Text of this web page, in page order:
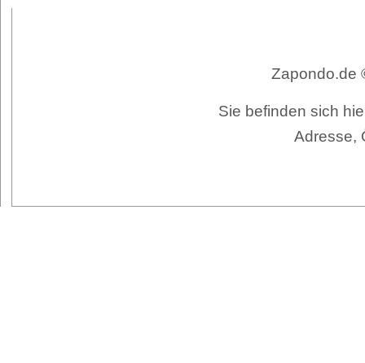
Zapondo.de
Sie befinden sich
Adresse,